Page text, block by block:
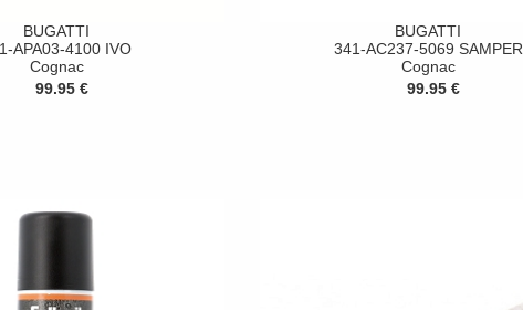
BUGATTI
APA03-4100 IVO
Cognac
99.95 €
BUGATTI
341-AC237-5069 SAMPER
Cognac
99.95 €